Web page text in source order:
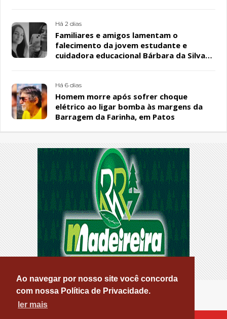
Ao navegar por nosso site você concorda
com nossa Política de Privacidade.
ler mais
Há 2 dias
Familiares e amigos lamentam o
falecimento da jovem estudante e
cuidadora educacional Bárbara da Silva
Há 6 dias
Homem morre após sofrer choque
elétrico ao ligar bomba às margens da
Barragem da Farinha, em Patos